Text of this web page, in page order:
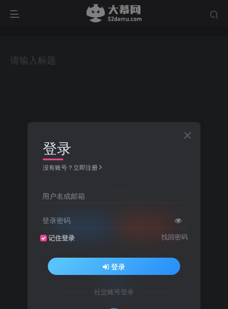
登录
没有账号？立即注册
用户名或邮箱
登录密码
记住登录 找回密码
登录
社交账号登录